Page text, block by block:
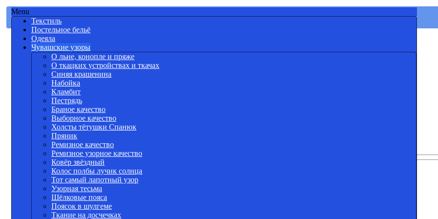
Menu
Текстиль
Постельное бельё
Одеяла
Чувашские узоры
О льне, конопле и пряже
О ткацких устройствах и ткачах
Синяя крашенина
Набойка
Кламбит
Пестрядь
Браное качество
Выборное качество
Холсты тётушки Спанюк
Пряник
Ремизное качество
Ремизное узорное качество
Ковёр звёздный
Колос полбы лучик солнца
Тот самый лапотный узор
Узорная тесьма
Шёлковые пояса
Поясок в шулгеме
Ткание на досчечках